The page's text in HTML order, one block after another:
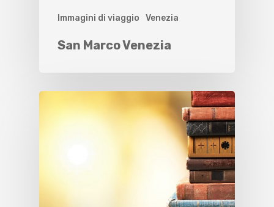
Immagini di viaggio Venezia
San Marco Venezia